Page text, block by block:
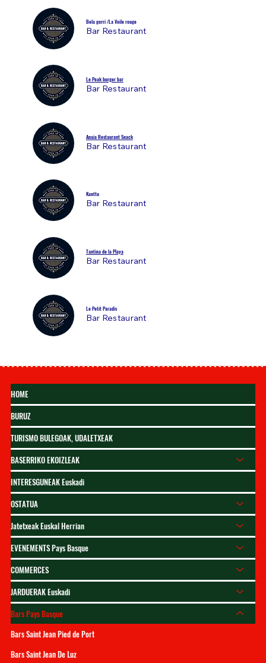
Bela gorri /La Voile rouge
Bar Restaurant
Le Peak burger bar
Bar Restaurant
Anaia Restaurant Snack
Bar Restaurant
Kanttu
Bar Restaurant
Tantina de la Playa
Bar Restaurant
Le Petit Paradis
Bar Restaurant
HOME
BURUZ
TURISMO BULEGOAK, UDALETXEAK
BASERRIKO EKOIZLEAK
INTERESGUNEAK Euskadi
OSTATUA
Jatetxeak Euskal Herrian
EVENEMENTS Pays Basque
COMMERCES
JARDUERAK Euskadi
Bars Pays Basque
Bars Saint Jean Pied de Port
Bars Saint Jean De Luz